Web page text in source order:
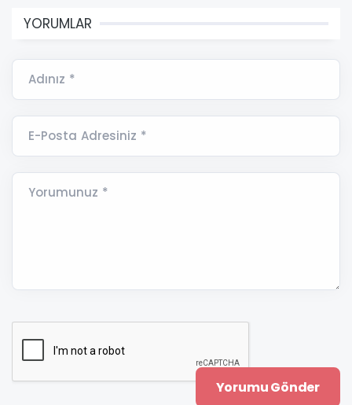
YORUMLAR
Adınız *
E-Posta Adresiniz *
Yorumunuz *